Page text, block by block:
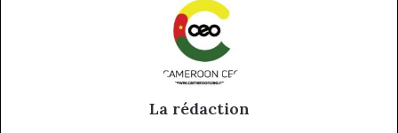
La rédaction